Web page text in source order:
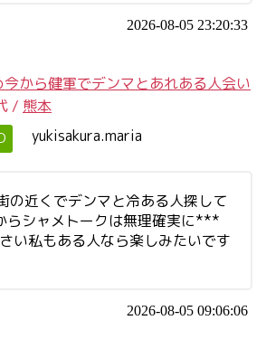
2026-08-05 23:20:33
今から健軍でデンマとあれある人会い
/ 熊本
yukisakura.maria
の近くでデンマと冷ある人探して
らシャメトークは無理確実に***
い私もある人なら楽しみたいです
2026-08-05 09:06:06